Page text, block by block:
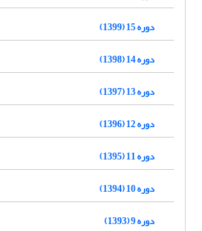
دوره 15 (1399)
دوره 14 (1398)
دوره 13 (1397)
دوره 12 (1396)
دوره 11 (1395)
دوره 10 (1394)
دوره 9 (1393)